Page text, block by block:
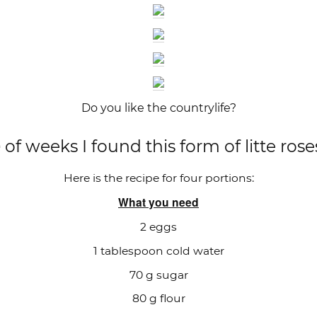
Do you like the countrylife?
of weeks I found this form of litte
Here is the recipe for four portions:
What you need
2 eggs
1 tablespoon cold water
70 g sugar
80 g flour